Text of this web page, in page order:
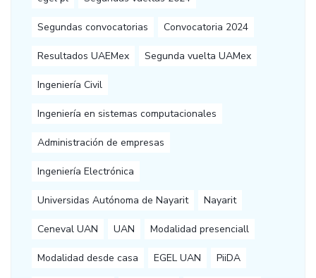
Segundas convocatorias Convocatoria 2024
Resultados UAEMex Segunda vuelta UAMex
Ingeniería Civil
Ingeniería en sistemas computacionales
Administración de empresas
Ingeniería Electrónica
Universidas Autónoma de Nayarit Nayarit
Ceneval UAN UAN Modalidad presenciall
Modalidad desde casa EGEL UAN PiiDA